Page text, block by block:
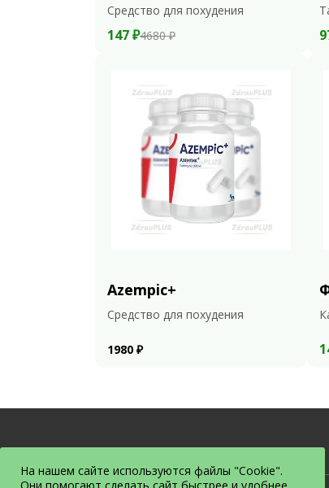
Средство для похудения
147 ₽4680 ₽
Azempic+
Средство для похудения
1980 ₽
На нашем сайте используются файлы "Cookie".